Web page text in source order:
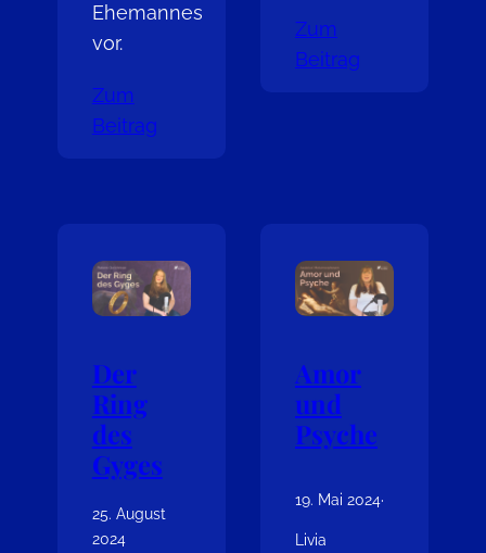
Ehemannes
vor.
Zum
Beitrag
Zum
Beitrag
Der
Ring
des
Gyges
25. August
2024
Amor
und
Psyche
19. Mai 2024·
Livia